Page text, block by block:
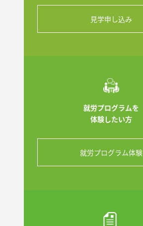
見学申し込み
就労プログラムを
体験したい方
就労プログラム体験